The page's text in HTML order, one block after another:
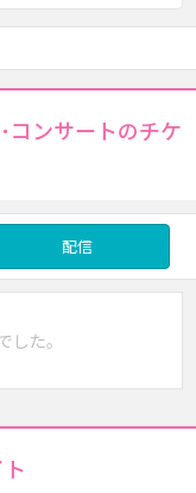
ンサートのチケ
配信
した。